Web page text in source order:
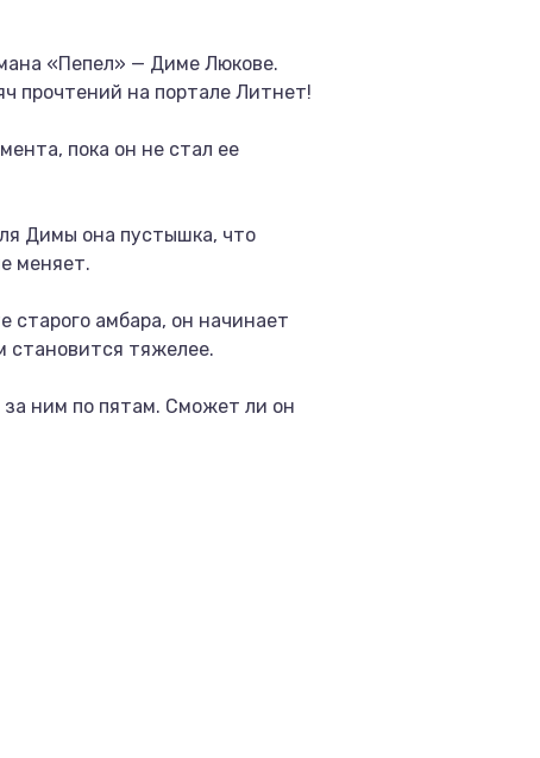
«Пепел» — Диме Люкове.
прочтений на портале Литнет!
пока он не стал ее
Димы она пустышка, что
меняет.
старого амбара, он начинает
становится тяжелее.
ним по пятам. Сможет ли он